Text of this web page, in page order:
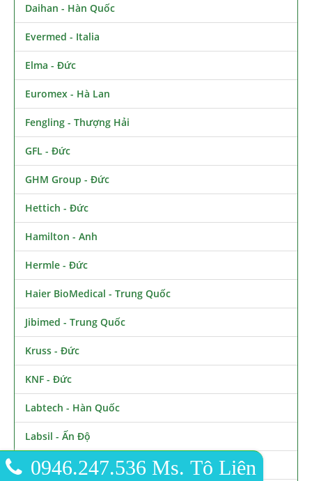
Daihan - Hàn Quốc
Evermed - Italia
Elma - Đức
Euromex - Hà Lan
Fengling - Thượng Hải
GFL - Đức
GHM Group - Đức
Hettich - Đức
Hamilton - Anh
Hermle - Đức
Haier BioMedical - Trung Quốc
Jibimed - Trung Quốc
Kruss - Đức
KNF - Đức
Labtech - Hàn Quốc
Labsil - Ấn Độ
Metone - Mỹ
0946.247.536 Ms. Tô Liên